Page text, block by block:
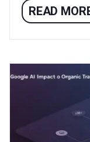
READ